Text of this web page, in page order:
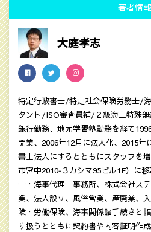
著者情報
大庭孝志
特定行政書士/特定社会保険労務士/
タント/ISO審査員補/２級海上特殊
銀行勤務、地元学習塾勤務を経て
開業、2006年12月に法人化、2015
書士法人にするとともにスタッフを
市宮中2010‐３カシマ95ビル1F）に
士・海事代理士事務所、株式会社ス
業、法人設立、風俗営業、産廃業、
険・労働保険、海事関係諸手続きと
り扱うとともに契約書や内容証明作